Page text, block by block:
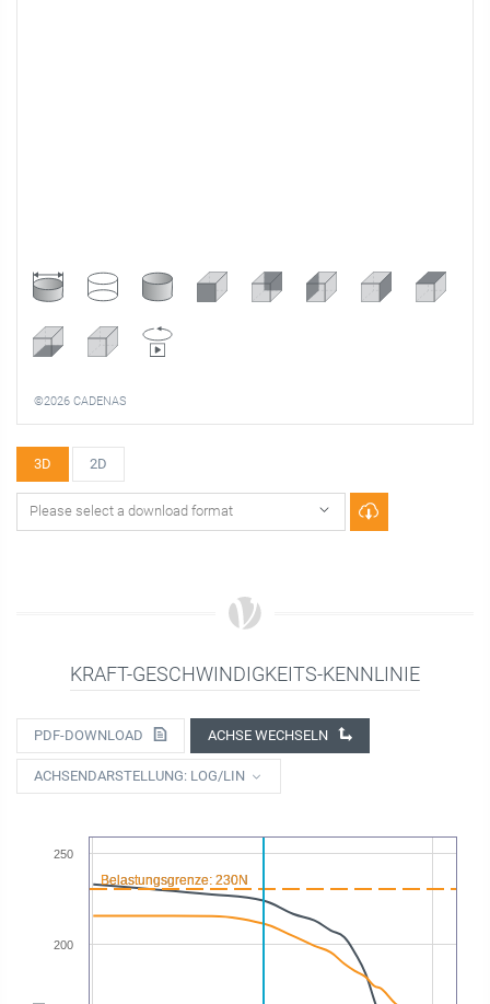
©2026 CADENAS
3D 2D
KRAFT-GESCHWINDIGKEITS-KENNLINIE
PDF-DOWNLOAD ACHSE WECHSELN
ACHSENDARSTELLUNG: LOG/LIN
Belastungsgrenze: 230N
Belastungsgrenze: 230N
200
250